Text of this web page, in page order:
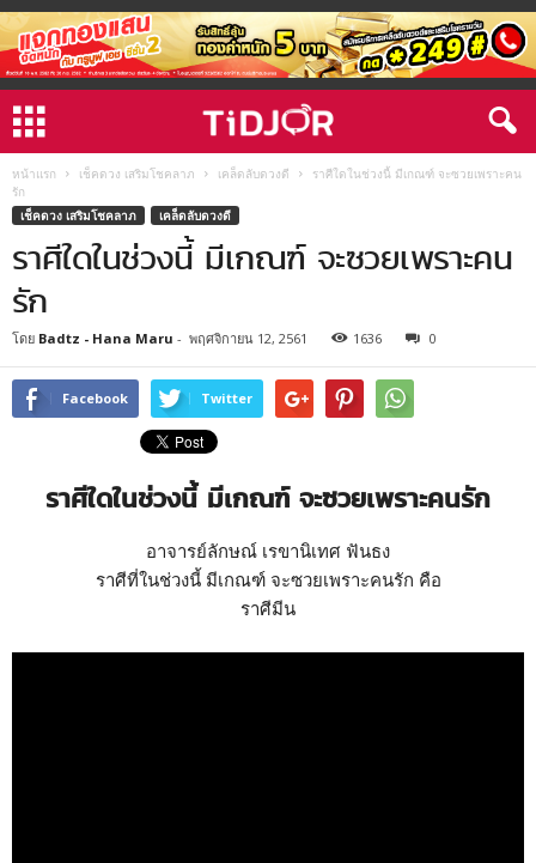
หน้าแรก เช็คดวง เสริมโชคลาภ เคล็ดลับดวงดี
ราศีใดในช่วงนี้ มีเกณฑ์ จะซวยเพราะคน
รัก
เช็คดวง เสริมโชคลาภ
เคล็ดลับดวงดี
ราศีใดในช่วงนี้ มีเกณฑ์ จะซวยเพราะคน
รัก
โดย Badtz - Hana Maru - พฤศจิกายน 12, 2561 1636 0
Facebook Twitter
ราศีใดในช่วงนี้ มีเกณฑ์ จะซวยเพราะคนรัก
อาจารย์ลักษณ์ เรขานิเทศ ฟันธง
ราศีที่ในช่วงนี้ มีเกณฑ์ จะซวยเพราะคนรัก คือ
ราศีมีน